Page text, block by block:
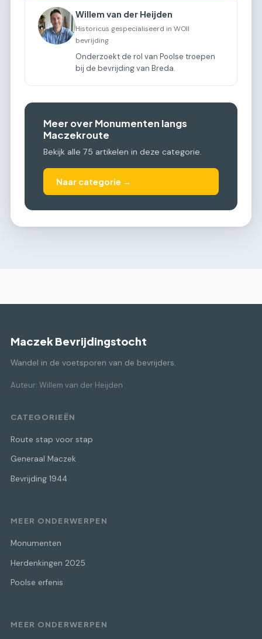
Willem van der Heijden
Historicus gespecialiseerd in WOII
bevrijding
Onderzoekt de rol van Poolse troepen
bij de bevrijding van Breda.
Meer over Monumenten langs
Maczekroute
Bekijk alle 75 artikelen in deze categorie.
Naar categorie →
Maczek Bevrijdingstocht
Wandel in de voetsporen van de bevrijders.
Auteur: Willem van der Heijden
CATEGORIEËN
Route stap voor stap
Generaal Maczek
Bevrijding 1944
MEER ONDERWERPEN
Monumenten
Herdenkingen 2025
Poolse erfenis
MEER ONDERWERPEN